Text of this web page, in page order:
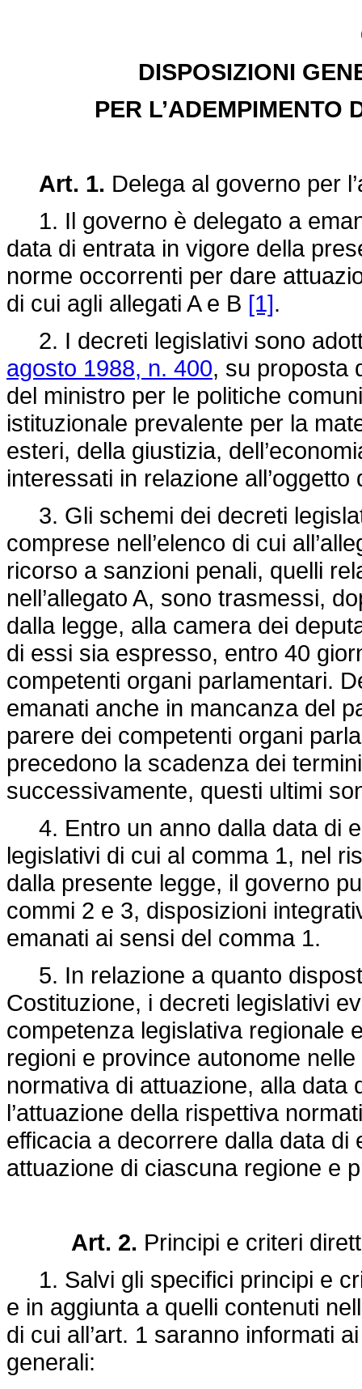
DISPOSIZIONI
PER L’ADEMPIMENTO
Art. 1. Delega al governo per
1. Il governo è delegato a
data di entrata in vigore della
norme occorrenti per dare
di cui agli allegati A e B [1].
2. I decreti legislativi sono
agosto 1988, n. 400, su proposta
del ministro per le politiche
istituzionale prevalente per la
esteri, della giustizia,
interessati in relazione all’oggetto
3. Gli schemi dei decreti
comprese nell’elenco di cui
ricorso a sanzioni penali, quelli
nell’allegato A, sono trasmessi,
dalla legge, alla camera dei
di essi sia espresso, entro 40
competenti organi parlamentari.
emanati anche in mancanza del
parere dei competenti organi
precedono la scadenza dei
successivamente, questi ultimi
4. Entro un anno dalla data di
legislativi di cui al comma 1, nel
dalla presente legge, il governo
commi 2 e 3, disposizioni
emanati ai sensi del comma 1.
5. In relazione a quanto
Costituzione, i decreti legislativi
competenza legislativa regionale
regioni e province autonome
normativa di attuazione, alla data
l’attuazione della rispettiva
efficacia a decorrere dalla data
attuazione di ciascuna regione e
Art. 2. Principi e criteri
1. Salvi gli specifici principi e
e in aggiunta a quelli contenuti
di cui all’art. 1 saranno informati
generali: